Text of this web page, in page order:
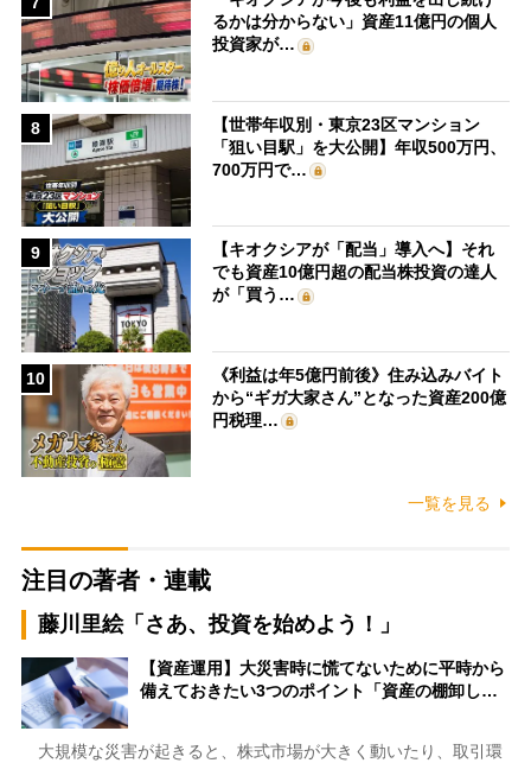
るかは分からない」資産11億円の個人
投資家が…
8
【世帯年収別・東京23区マンション
「狙い目駅」を大公開】年収500万円、
700万円で…
9
【キオクシアが「配当」導入へ】それ
でも資産10億円超の配当株投資の達人
が「買う…
10
《利益は年5億円前後》住み込みバイト
から“ギガ大家さん”となった資産200億
円税理…
一覧を見る
注目の著者・連載
藤川里絵「さあ、投資を始めよう！」
【資産運用】大災害時に慌てないために平時から
備えておきたい3つのポイント「資産の棚卸し…
大規模な災害が起きると、株式市場が大きく動いたり、取引環